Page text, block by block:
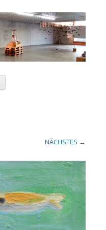
Zum Inhalt springen
NÄCHSTES →